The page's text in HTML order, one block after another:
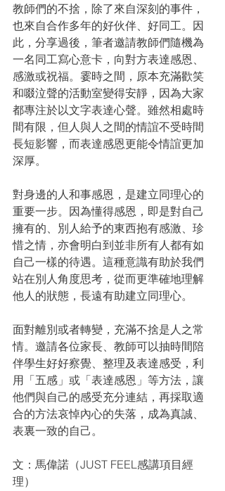
教師們的不捨，除了來自深刻的事件，
也來自合作多年的好伙伴、好同工。因
此，分享過後，筆者邀請教師們隨機為
一名同工寫心意卡，向對方表達感恩、
感激或祝福。霎時之間，原本充滿歡笑
和啜泣聲的活動室變得安靜，因為大家
都專注於以文字表達心聲。雖然相處時
間有限，但人與人之間的情誼不受時間
長短影響，而表達感恩更能令情誼更加
深厚。
對身邊的人和事感恩，是建立同理心的
重要一步。因為懂得感恩，即是對自己
擁有的、別人給予的東西抱有感激、珍
惜之情，亦會明白到並非所有人都有如
自己一樣的待遇。這種意識有助於我們
站在別人角度思考，從而更準確地理解
他人的狀態，長遠有助建立同理心。
面對離別或者轉變，充滿不捨是人之常
情。邀請各位家長、教師可以抽時間陪
伴學生好好察覺、整理及表達感受，利
用「五感」或「表達感恩」等方法，讓
他們與自己的感受充分連結，再採取適
合的方法哀悼內心的失落，成為真誠、
表裏一致的自己。
文：馬偉諾（JUST FEEL感講項目經
理）